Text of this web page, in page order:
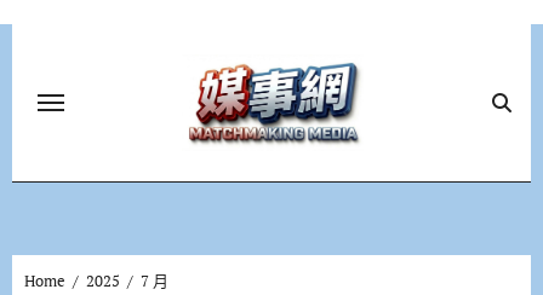
Home 2025
7 月